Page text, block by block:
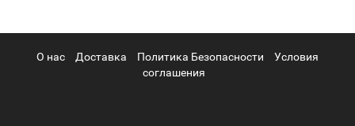
О нас Доставка Политика Безопасности
Условия
соглашения